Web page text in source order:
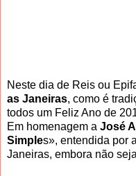
Neste dia de Reis ou
as Janeiras, como é
todos um Feliz Ano de
Em homenagem a José
Simples», entendida por
Janeiras, embora não